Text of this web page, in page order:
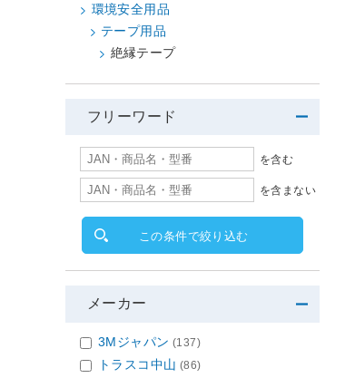
環境安全用品
テープ用品
絶縁テープ
フリーワード
を含む
を含まない
この条件で絞り込む
メーカー
3Mジャパン (137)
トラスコ中山 (86)